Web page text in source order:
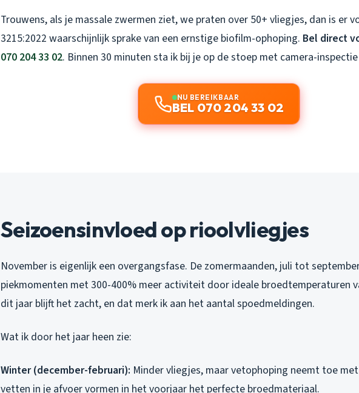
Trouwens, als je massale zwermen ziet, we praten over 50+ vliegjes, dan is er
3215:2022 waarschijnlijk sprake van een ernstige biofilm-ophoping. Bel direct
070 204 33 02. Binnen 30 minuten sta ik bij je op de stoep met camera-
NU BEREIKBAAR
BEL 070 204 33 02
Seizoensinvloed op rioolvliegjes
November is eigenlijk een overgangsfase. De zomermaanden, juli tot
piekmomenten met 300-400% meer activiteit door ideale broedtemperaturen
dit jaar blijft het zacht, en dat merk ik aan het aantal spoedmeldingen.
Wat ik door het jaar heen zie:
Winter (december-februari): Minder vliegjes, maar vetophoping neemt toe
vetten in je afvoer vormen in het voorjaar het perfecte broedmateriaal.